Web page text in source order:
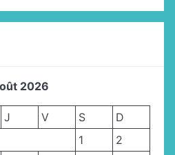
2026
J V S
D
1
2